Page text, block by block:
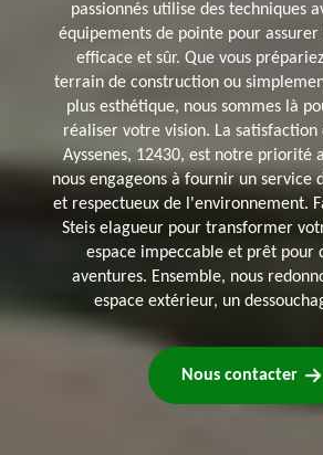
passionnés utilise des techniques
équipements de pointe pour assurer
efficace et sûr. Que vous
terrain de construction ou
plus esthétique, nous sommes là
réaliser votre vision. La satisfaction
Ayssenes, 12430, est notre priorité
nous engageons à fournir un service
et respectueux de l'environnement.
Steis elagueur pour transformer
espace impeccable et prêt pour
aventures. Ensemble, nous
espace extérieur, un
Nous contacter